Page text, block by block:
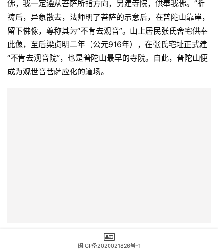
船被围其中，不能行进，法师大惊，寻思，莫非大士不愿去
日本？他便跪在观世音像前祈祷：“若日本众生暂无缘见
佛，我一定遵从菩萨所指方向，另建寺院，供奉我佛。”祈
祷后，异象散去，法师明了菩萨的示意后，在普陀山靠岸，
留下佛像，尊称其为“不肯去观音”。山上居民张氏舍宅供奉
此像，至后梁贞明二年（公元916年），在张氏宅址正式建
闽ICP备2020021826号-1